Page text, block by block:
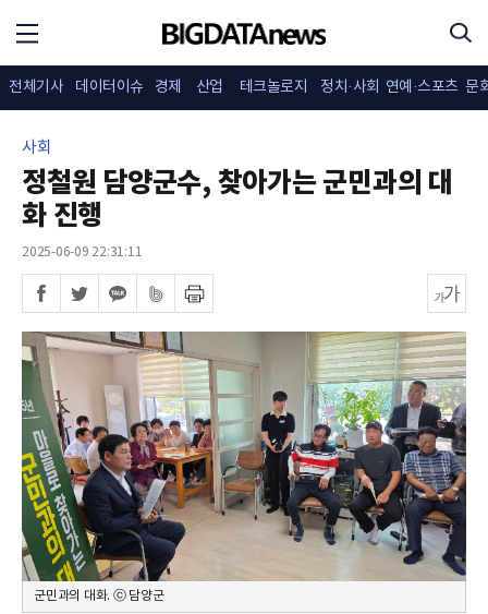
전체기사 데이터이슈 경제 산업 테크놀로지 정치·사회 연예·스포츠 문
사회
정철원 담양군수, 찾아가는 군민과의 대
화 진행
2025-06-09 22:31:11
군민과의 대화. ⓒ 담양군